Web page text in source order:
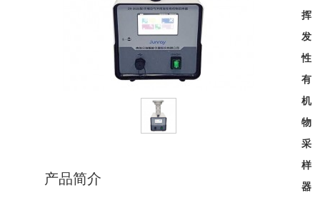
挥
发
性
有
机
物
采
样
器
产品简介